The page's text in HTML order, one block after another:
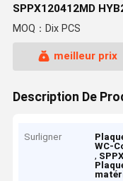
SPPX120412MD
matériaux difficiles à
MOQ：Dix PCS
meilleur prix
Description De
Surligner
WC-
,